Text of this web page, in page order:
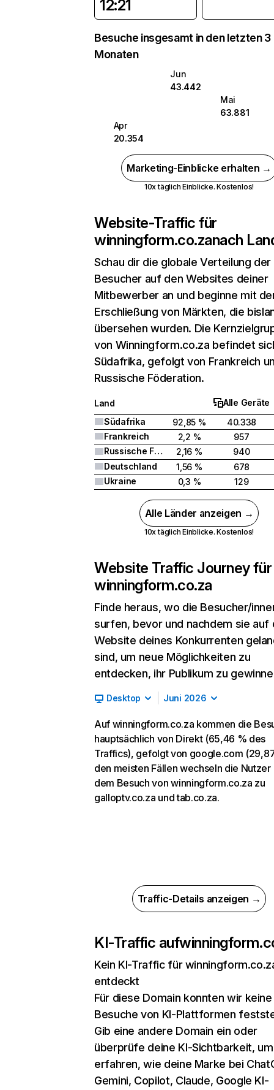
12:21
Besuche insgesamt in den letzten 3
Monaten
Jun
43.442
Mai
63.881
Apr
20.354
Marketing-Einblicke erhalten →
10x täglich Einblicke. Kostenlos!
Website-Traffic für
winningform.co.zanach
Schau dir die globale Verteilung der
Besucher auf den Websites deiner
Mitbewerber an und beginne mit
Erschließung von Märkten, die
übersehen wurden. Die
von Winningform.co.za befindet
Südafrika, gefolgt von Frankreich
Russische Föderation.
Land
Alle Geräte
Südafrika
92,85 %
40.338
Frankreich
2,2 %
957
Russische Föderation
2,16 %
940
Deutschland
1,56 %
678
Ukraine
0,3 % 129
Alle Länder anzeigen →
10x täglich Einblicke. Kostenlos!
Website Traffic Journey für
winningform.co.za
Finde heraus, wo die Besucher/
surfen, bevor und nachdem sie auf
Website deines Konkurrenten
sind, um neue Möglichkeiten zu
entdecken, ihr Publikum zu
Desktop Juni 2026
Auf winningform.co.za kommen die
hauptsächlich von Direkt (65,46 % des
Traffics), gefolgt von google.com
den meisten Fällen wechseln die Nutzer
dem Besuch von winningform.co.za zu
galloptv.co.za und tab.co.za.
Traffic-Details anzeigen →
KI-Traffic auf
Kein KI-Traffic für
entdeckt
Für diese Domain konnten wir keine
Besuche von KI-Plattformen
Gib eine andere Domain ein oder
überprüfe deine KI-Sichtbarkeit,
erfahren, wie deine Marke bei
Gemini, Copilot, Claude, Google KI-